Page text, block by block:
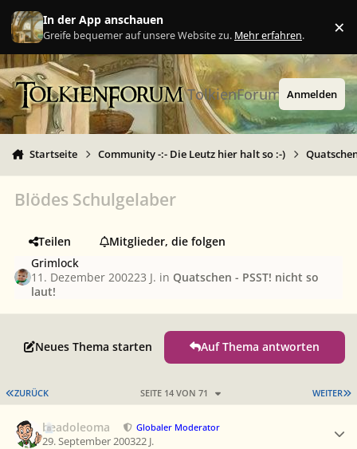
Zu Inhalt springen
In der App anschauen
Greife bequemer auf unsere Website zu. Mehr erfahren. ×
TolkienForum Anmelden
Startseite Community -:- Die Leutz hier halt so :-)
Blödes Schulgelaber
Teilen
Mitglieder, die folgen
Grimlock
11. Dezember 200223 J. in Quatschen - PSST! nicht so
laut!
Neues Thema starten Auf Thema antworten
ERSTE SEITE
ZURÜCK WEITER
SEITE 14 VON 71
beadoleoma Globaler Moderator
29. September 200322 J.